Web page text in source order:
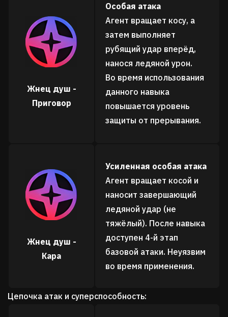
Жнец душ -
Приговор
Особая атака
Агент вращает косу, а
затем выполняет
рубящий удар вперёд,
нанося ледяной урон.
Во время использования
данного навыка
повышается уровень
защиты от прерывания.
Жнец душ -
Кара
Усиленная особая атака
Агент вращает косой и
наносит завершающий
ледяной удар (не
тяжёлый). После навыка
доступен 4-й этап
базовой атаки. Неуязвим
во время применения.
Цепочка атак и суперспособность: